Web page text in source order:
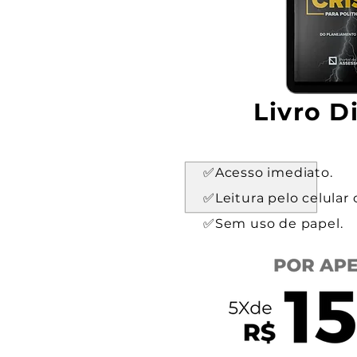
Livro
✅Acesso imediato.
✅Leitura pelo celular
✅Sem uso de papel.